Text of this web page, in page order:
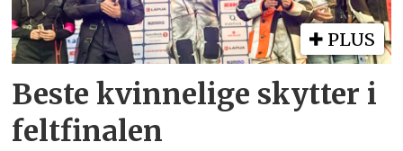
PLUS
Beste kvinnelige skytter i
feltfinalen